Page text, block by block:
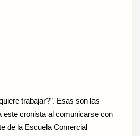
trabajar?”. Esas son las
este cronista al comunicarse con
de la Escuela Comercial